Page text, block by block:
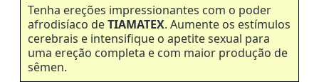
Tenha ereções impressionantes com o poder
afrodisíaco deTIAMATEX. Aumente os estímulos
cerebrais e intensifique o apetite sexual para
uma ereção completa e com maior produção de
sêmen.